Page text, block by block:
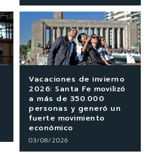
Vacaciones de invierno
2026: Santa Fe movilizó
a más de 350.000
personas y generó un
fuerte movimiento
económico
03/08/2026